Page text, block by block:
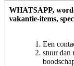
WHATSAPP,
vakantie-items,
Een
stuur dan